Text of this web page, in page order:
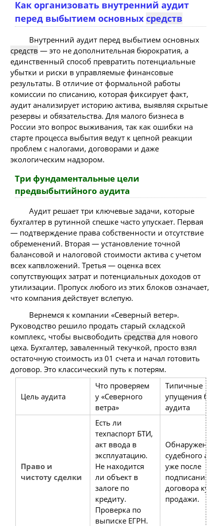
Как организовать внутренний аудит
перед выбытием основных средств
Внутренний аудит перед выбытием основных
средств — это не дополнительная бюрократия, а
единственный способ превратить потенциальные
убытки и риски в управляемые финансовые
результаты. В отличие от формальной работы
комиссии по списанию, которая фиксирует факт,
аудит анализирует историю актива, выявляя скрытые
резервы и обязательства. Для малого бизнеса в
России это вопрос выживания, так как ошибки на
старте процесса выбытия ведут к цепной реакции
проблем с налогами, договорами и даже
экологическим надзором.
Три фундаментальные цели
предвыбытийного аудита
Аудит решает три ключевые задачи, которые
бухгалтер в рутинной спешке часто упускает. Первая
— подтверждение права собственности и отсутствие
обременений. Вторая — установление точной
балансовой и налоговой стоимости актива с учетом
всех капвложений. Третья — оценка всех
сопутствующих затрат и потенциальных доходов от
утилизации. Пропуск любого из этих блоков означает,
что компания действует вслепую.
Вернемся к компании «Северный ветер».
Руководство решило продать старый складской
комплекс, чтобы высвободить средства для нового
цеха. Бухгалтер, заваленный текучкой, просто взял
остаточную стоимость из 01 счета и начал готовить
договор. Это классический путь к потерям.
Цель аудита
Что проверяем
у «Северного
ветра»
Типичные
упущения без
аудита
Право и
чистоту сделки
Есть ли
техпаспорт БТИ,
акт ввода в
эксплуатацию.
Не находится
ли объект в
залоге по
кредиту.
Проверка по
выписке ЕГРН.
Обнаружение
судебного
уже после
подписания
договора
продажи.